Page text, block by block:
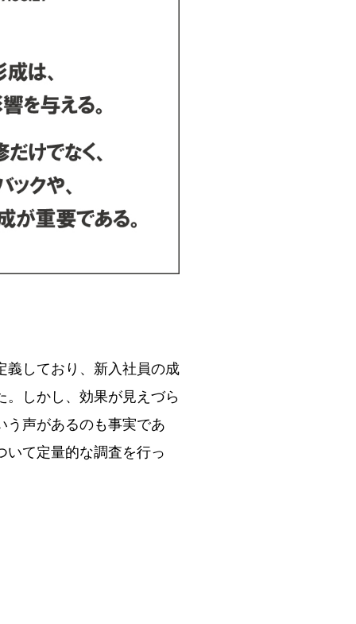
しており、新入社員の成
。しかし、効果が見えづら
う声があるのも事実であ
いて定量的な調査を行っ